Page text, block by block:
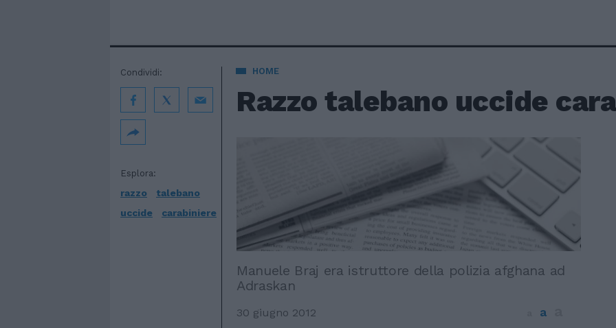
HOME
Razzo talebano uccide
Esplora:
razzo
talebano
uccide
carabiniere
Condividi:
Manuele Braj era istruttore della polizia afghana ad
Adraskan
30 giugno 2012 a